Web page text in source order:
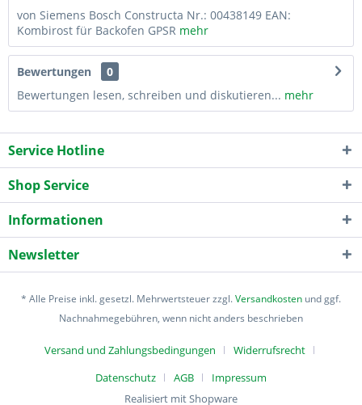
von Siemens Bosch Constructa Nr.: 00438149 EAN:
Kombirost für Backofen GPSR mehr
Bewertungen
0
Bewertungen lesen, schreiben und diskutieren... mehr
Service Hotline
Shop Service
Informationen
Newsletter
* Alle Preise inkl. gesetzl. Mehrwertsteuer zzgl.Versandkosten und ggf.
Nachnahmegebühren, wenn nicht anders beschrieben
Versand und Zahlungsbedingungen
Widerrufsrecht
Datenschutz
AGB
Impressum
Realisiert mit Shopware